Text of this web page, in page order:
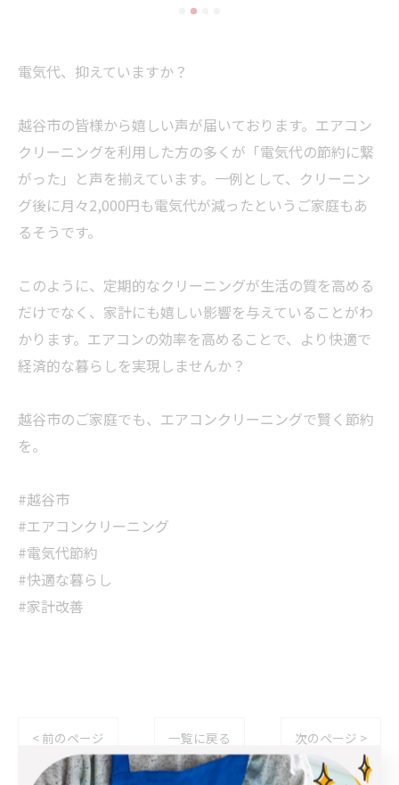
電気代、抑えていますか？
越谷市の皆様から嬉しい声が届いております。エアコン
クリーニングを利用した方の多くが「電気代の節約に繋
がった」と声を揃えています。一例として、クリーニン
グ後に月々2,000円も電気代が減ったというご家庭もあ
るそうです。
このように、定期的なクリーニングが生活の質を高める
だけでなく、家計にも嬉しい影響を与えていることがわ
かります。エアコンの効率を高めることで、より快適で
経済的な暮らしを実現しませんか？
越谷市のご家庭でも、エアコンクリーニングで賢く節約
を。
#越谷市
#エアコンクリーニング
#電気代節約
#快適な暮らし
#家計改善
< 前のページ 一覧に戻る 次のページ >